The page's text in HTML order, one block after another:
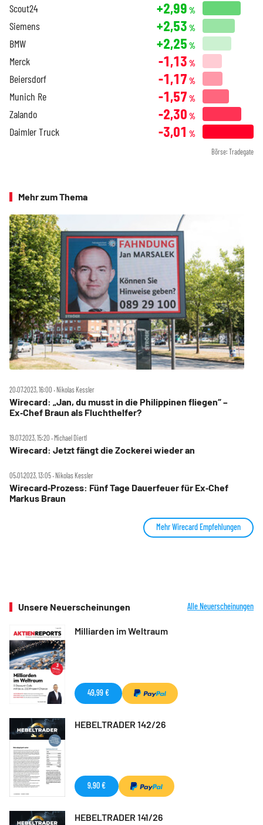
Scout24 +2,99 %
Siemens +2,53 %
BMW +2,25 %
Merck -1,13 %
Beiersdorf -1,17 %
Munich Re -1,57 %
Zalando -2,30 %
Daimler Truck -3,01 %
Börse: Tradegate
Mehr zum Thema
20.07.2023, 16:00 ‧ Nikolas Kessler
Wirecard: „Jan, du musst in die Philippinen fliegen“ –
Ex‑Chef Braun als Fluchthelfer?
19.07.2023, 15:20 ‧ Michael Diertl
Wirecard: Jetzt fängt die Zockerei wieder an
05.01.2023, 13:05 ‧ Nikolas Kessler
Wirecard‑Prozess: Fünf Tage Dauerfeuer für Ex‑Chef
Markus Braun
Mehr Wirecard Empfehlungen
Unsere Neuerscheinungen Alle Neuerscheinungen
Milliarden im Weltraum
49,99 €
HEBELTRADER 142/26
9,90 €
HEBELTRADER 141/26